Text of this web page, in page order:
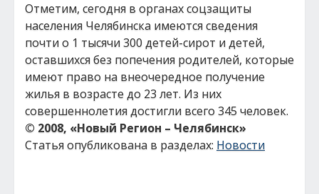
Отметим, сегодня в органах соцзащиты
населения Челябинска имеются сведения
почти о 1 тысячи 300 детей-сирот и детей,
оставшихся без попечения родителей, которые
имеют право на внеочередное получение
жилья в возрасте до 23 лет. Из них
совершеннолетия достигли всего 345 человек.
© 2008, «Новый Регион – Челябинск»
Статья опубликована в разделах: Новости